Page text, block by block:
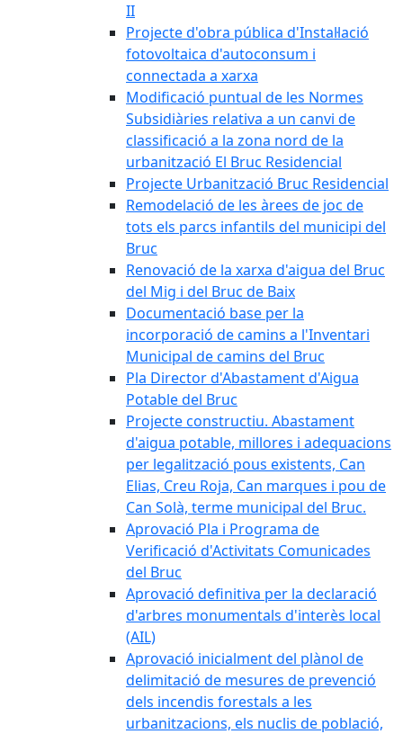
II
Projecte d'obra pública d'Instal·lació
fotovoltaica d'autoconsum i
connectada a xarxa
Modificació puntual de les Normes
Subsidiàries relativa a un canvi de
classificació a la zona nord de la
urbanització El Bruc Residencial
Projecte Urbanització Bruc Residencial
Remodelació de les àrees de joc de
tots els parcs infantils del municipi del
Bruc
Renovació de la xarxa d'aigua del Bruc
del Mig i del Bruc de Baix
Documentació base per la
incorporació de camins a l'Inventari
Municipal de camins del Bruc
Pla Director d'Abastament d'Aigua
Potable del Bruc
Projecte constructiu. Abastament
d'aigua potable, millores i adequacions
per legalització pous existents, Can
Elias, Creu Roja, Can marques i pou de
Can Solà, terme municipal del Bruc.
Aprovació Pla i Programa de
Verificació d'Activitats Comunicades
del Bruc
Aprovació definitiva per la declaració
d'arbres monumentals d'interès local
(AIL)
Aprovació inicialment del plànol de
delimitació de mesures de prevenció
dels incendis forestals a les
urbanitzacions, els nuclis de població,